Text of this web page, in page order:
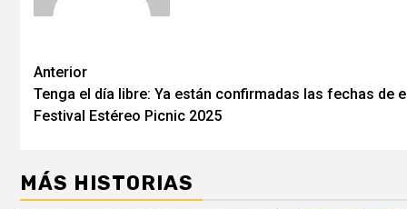
Post
navigation
Anterior
Tenga el día libre: Ya están confirmadas las fechas de el
Festival Estéreo Picnic 2025
MÁS HISTORIAS